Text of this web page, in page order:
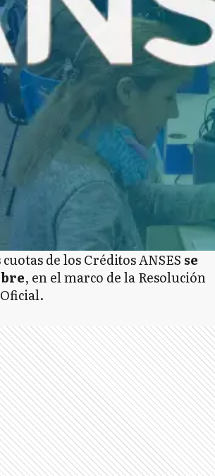
de los Créditos ANSES se
, en el marco de la Resolución